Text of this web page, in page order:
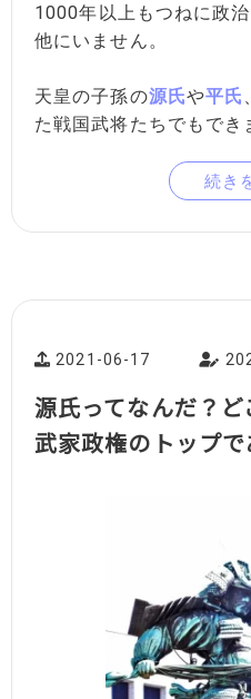
1000年以上もつねに政
他にいません。
天皇の子孫の源氏や平氏
た戦国武将たちでもでき
続き
2021-06-17
源氏ってなんだ？
武家政権のトップ